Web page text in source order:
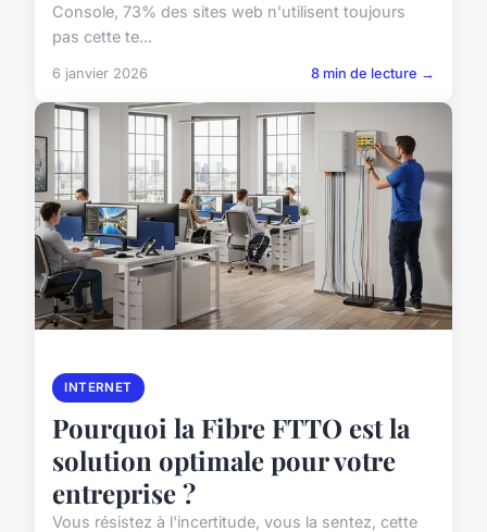
Console, 73% des sites web n'utilisent toujours
pas cette te...
6 janvier 2026 8 min de lecture →
INTERNET
Pourquoi la Fibre FTTO est la
solution optimale pour votre
entreprise ?
Vous résistez à l'incertitude, vous la sentez, cette